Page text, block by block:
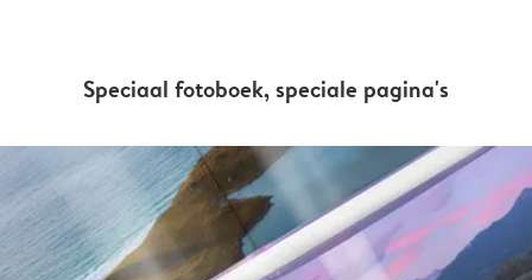
Speciaal fotoboek, speciale pagina's